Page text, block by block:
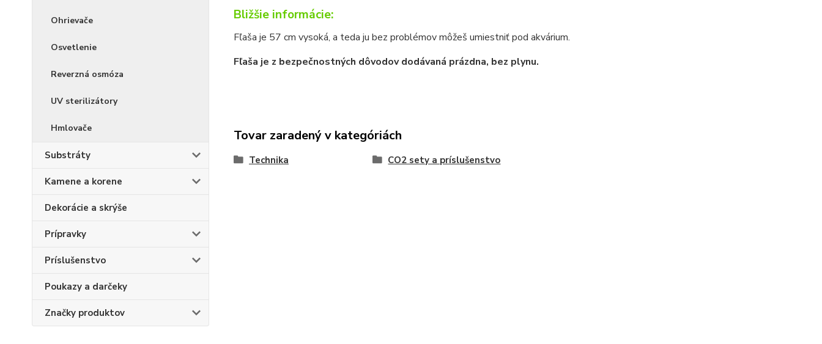
Ohrievače
Osvetlenie
Reverzná osmóza
UV sterilizátory
Hmlovače
Substráty
Kamene a korene
Dekorácie a skrýše
Prípravky
Príslušenstvo
Poukazy a darčeky
Značky produktov
Bližšie informácie:
Fľaša je 57 cm vysoká, a teda ju bez problémov môžeš umiestniť pod akvárium.
Fľaša je z bezpečnostných dôvodov dodávaná prázdna, bez plynu.
Tovar zaradený v kategóriách
Technika CO2 sety a príslušenstvo